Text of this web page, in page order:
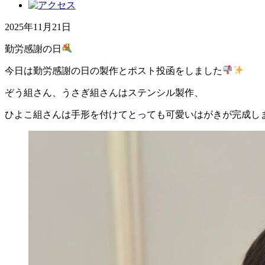
2025年11月21日
勤労感謝の日
今日は勤労感謝の日の製作とポスト投函をしました
ぞう組さん、うさぎ組さんはステンシル製作、
ひよこ組さんは手形を付けてとっても可愛いはがきが完成し